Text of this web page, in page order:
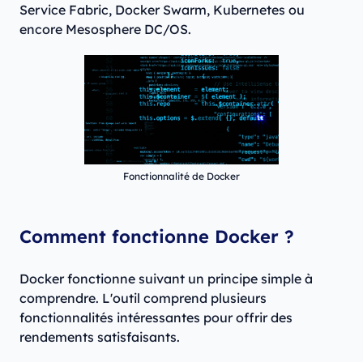
Service Fabric, Docker Swarm, Kubernetes ou
encore Mesosphere DC/OS.
Fonctionnalité de Docker
Comment fonctionne Docker ?
Docker fonctionne suivant un principe simple à
comprendre. L'outil comprend plusieurs
fonctionnalités intéressantes pour offrir des
rendements satisfaisants.